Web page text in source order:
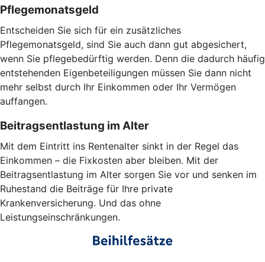
Pflegemonatsgeld
Entscheiden Sie sich für ein zusätzliches
Pflegemonatsgeld, sind Sie auch dann gut abgesichert,
wenn Sie pflegebedürftig werden. Denn die dadurch häufig
entstehenden Eigenbeteiligungen müssen Sie dann nicht
mehr selbst durch Ihr Einkommen oder Ihr Vermögen
auffangen.
Beitragsentlastung im Alter
Mit dem Eintritt ins Rentenalter sinkt in der Regel das
Einkommen – die Fixkosten aber bleiben. Mit der
Beitragsentlastung im Alter sorgen Sie vor und senken im
Ruhestand die Beiträge für Ihre private
Krankenversicherung. Und das ohne
Leistungseinschränkungen.